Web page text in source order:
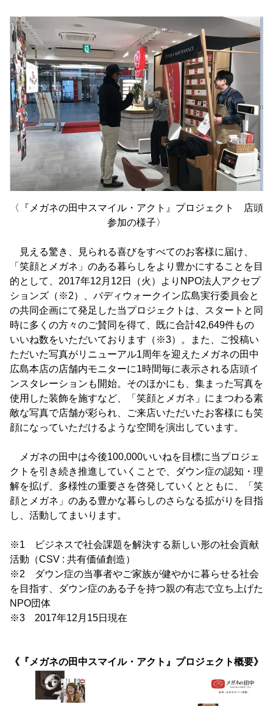
〈『メガネの田中スマイル・アクト』プロジェクト 店頭
参加の様子〉
見える驚き、見られる喜びをすべてのお客様に届け、
「笑顔とメガネ」のある暮らしをより豊かにすることを目
的として、2017年12月12日（火）よりNPO法人アクセプ
ションズ（※2）、バディウォークイン広島実行委員会と
の共同企画にて発足した当プロジェクトは、スタートと同
時に多くの方々のご賛同を得て、既に合計42,649件もの
いいね数をいただいております（※3）。また、ご投稿い
ただいた写真がリニューアル1周年を迎えたメガネの田中
広島本店の店舗内モニターに1時間毎に表示される店頭イ
ンスタレーションも開始。そのほかにも、集まった写真を
使用した装飾を施すなど、「笑顔とメガネ」にまつわる素
敵な写真で店舗が彩られ、ご来店いただいたお客様にも笑
顔になっていただけるような空間を演出しています。
メガネの田中は今後100,000いいねを目標に当プロジェ
クトを引き続き推進していくことで、ダウン症の認知・理
解を拡げ、多様性の重要さを啓発していくとともに、「笑
顔とメガネ」のある豊かな暮らしのさらなる拡がりを目指
し、活動してまいります。
※1 ビジネスで社会課題を解決する新しい形の社会貢献
活動（CSV : 共有価値創造）
※2 ダウン症の当事者やご家族が健やかに暮らせる社会
を目指す、ダウン症のある子を持つ親の有志で立ち上げた
NPO団体
※3 2017年12月15日現在
《『メガネの田中スマイル・アクト』プロジェクト概要》